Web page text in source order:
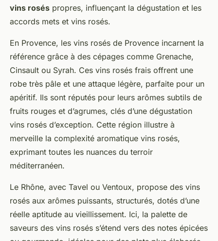
vins rosés propres, influençant la dégustation et les
accords mets et vins rosés.
En Provence, les vins rosés de Provence incarnent la
référence grâce à des cépages comme Grenache,
Cinsault ou Syrah. Ces vins rosés frais offrent une
robe très pâle et une attaque légère, parfaite pour un
apéritif. Ils sont réputés pour leurs arômes subtils de
fruits rouges et d’agrumes, clés d’une dégustation
vins rosés d’exception. Cette région illustre à
merveille la complexité aromatique vins rosés,
exprimant toutes les nuances du terroir
méditerranéen.
Le Rhône, avec Tavel ou Ventoux, propose des vins
rosés aux arômes puissants, structurés, dotés d’une
réelle aptitude au vieillissement. Ici, la palette de
saveurs des vins rosés s’étend vers des notes épicées